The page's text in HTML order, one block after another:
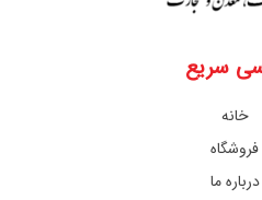
سریع
خانه
فروشگاه
درباره ما